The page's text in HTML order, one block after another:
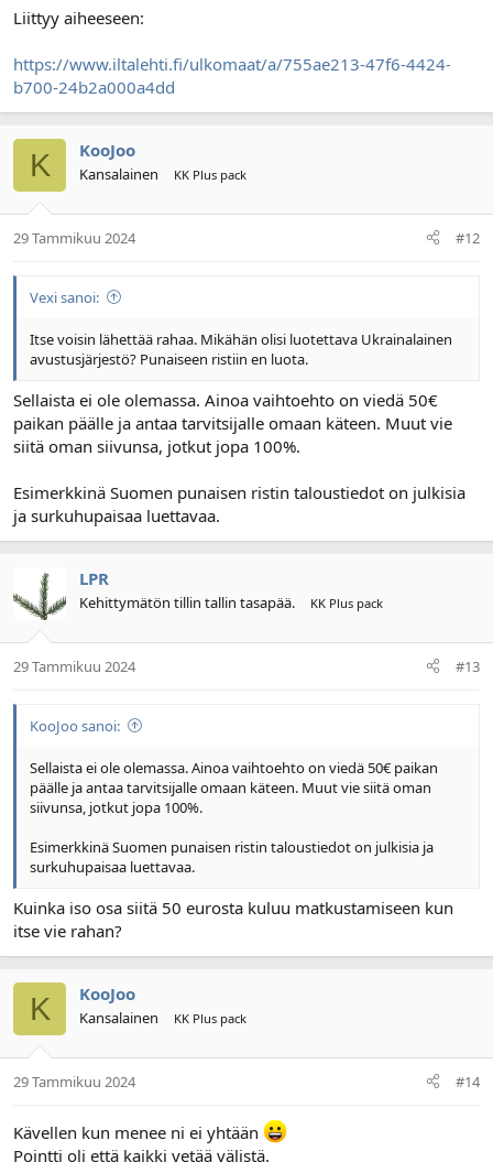
Liittyy aiheeseen:
https://www.iltalehti.fi/ulkomaat/a/755ae213-47f6-4424-
b700-24b2a000a4dd
K KooJoo
Kansalainen KK Plus pack
29 Tammikuu 2024 #12
Vexi sanoi:
Itse voisin lähettää rahaa. Mikähän olisi luotettava Ukrainalainen
avustusjärjestö? Punaiseen ristiin en luota.
Sellaista ei ole olemassa. Ainoa vaihtoehto on viedä 50€
paikan päälle ja antaa tarvitsijalle omaan käteen. Muut vie
siitä oman siivunsa, jotkut jopa 100%.
Esimerkkinä Suomen punaisen ristin taloustiedot on julkisia
ja surkuhupaisaa luettavaa.
LPR
Kehittymätön tillin tallin tasapää. KK Plus pack
29 Tammikuu 2024 #13
KooJoo sanoi:
Sellaista ei ole olemassa. Ainoa vaihtoehto on viedä 50€ paikan
päälle ja antaa tarvitsijalle omaan käteen. Muut vie siitä oman
siivunsa, jotkut jopa 100%.
Esimerkkinä Suomen punaisen ristin taloustiedot on julkisia ja
surkuhupaisaa luettavaa.
Kuinka iso osa siitä 50 eurosta kuluu matkustamiseen kun
itse vie rahan?
K KooJoo
Kansalainen KK Plus pack
29 Tammikuu 2024 #14
Kävellen kun menee ni ei yhtään
Pointti oli että kaikki vetää välistä.